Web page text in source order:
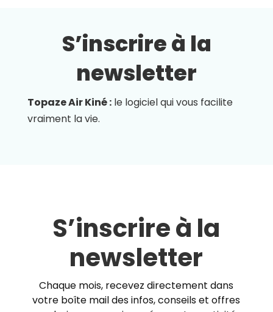
S’inscrire à la
newsletter
Topaze Air Kiné : le logiciel qui vous facilite
vraiment la vie.
S’inscrire à la
newsletter
Chaque mois, recevez directement dans
votre boîte mail des infos, conseils et offres